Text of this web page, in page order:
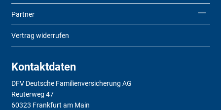
Partner
Vertrag widerrufen
Kontaktdaten
DFV Deutsche Familienversicherung AG
Reuterweg 47
60323 Frankfurt am Main